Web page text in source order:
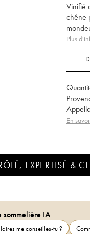
Vinifié
chêne
Plus
En
EXPERTISÉ &
sommelière IA
me conseilles-tu ?